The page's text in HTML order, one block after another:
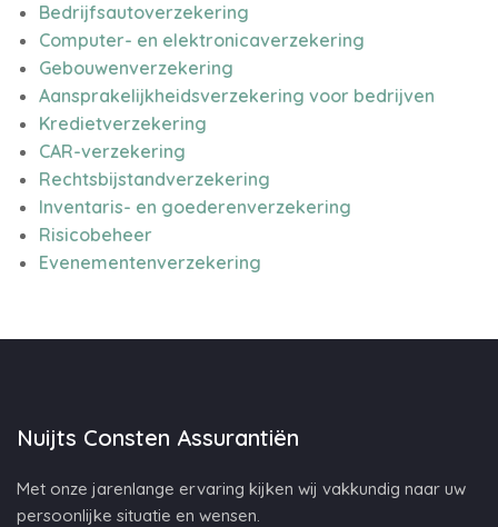
Bedrijfsautoverzekering
Computer- en elektronicaverzekering
Gebouwenverzekering
Aansprakelijkheidsverzekering voor bedrijven
Kredietverzekering
CAR-verzekering
Rechtsbijstandverzekering
Inventaris- en goederenverzekering
Risicobeheer
Evenementenverzekering
Nuijts Consten Assurantiën
Met onze jarenlange ervaring kijken wij vakkundig naar uw
persoonlijke situatie en wensen.